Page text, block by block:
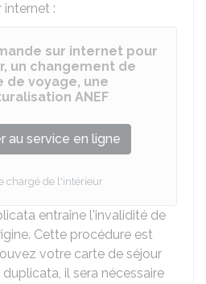
internet :
sur internet pour
un changement de
de voyage, une
ANEF
au service en ligne
chargé de l'intérieur
entraîne l'invalidité de
Cette procédure est
votre carte de séjour
il sera nécessaire